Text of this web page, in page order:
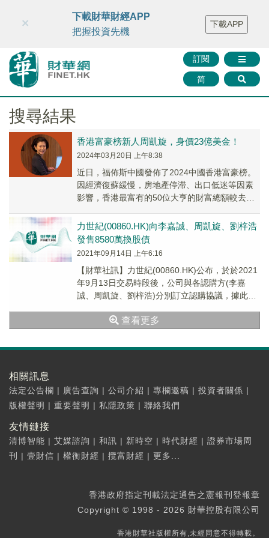
財華智庫網 FINTV FINMETA 財華證券 媒體矩陣
智庫沙龍
聯絡我們
訂閱
简
×
下載財華財經APP
把握投資先機
下載APP
搜尋結果
香港富豪榜新人周凱旋，身價23億美金！
2024年03月20日 上午8:38
近日，福佈斯中國發佈了2024中國香港富豪榜。
因經濟復蘇緩慢，房地產停滞、出口低迷等因素
影響，香港最富有的50位大亨的財富總額較去年
力世紀(00860.HK)向李嘉誠、周凱旋、劉梓浩
發售8580萬換股債
2021年09月14日 上午6:16
【財華社訊】力世紀(00860.HK)公布，於於2021
年9月13日交易時段後，公司與各認購方(李嘉
誠、周凱旋、劉梓浩)分別訂立認購協議，據此，
查看更多
相關訊息
法定公告欄 | 廣告查詢 | 公司介紹 | 專欄邀稿 | 投資者關係 |
版權聲明 | 重要聲明 | 私隱政策 | 聯絡我們
友情鏈接
清博智能 | 艾媒諮詢 | 和訊 | 新時空 | 時代財經 | 證券市場周
刊
| 壹財信 | 權衡財經 | 攬富財經 | 更多...
香港政府指定刊載法定通告之憲報刊登報章
Copyright © 1998 - 2026 財華控股有限公司
香港財華社版權所有,未經同意不得轉載。